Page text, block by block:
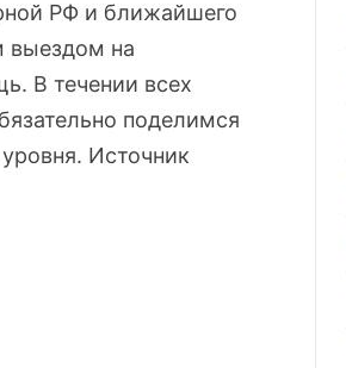
РФ и ближайшего
выездом на
В течении всех
поделимся
Источник